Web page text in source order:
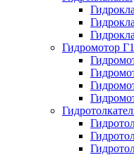
Гидромотор